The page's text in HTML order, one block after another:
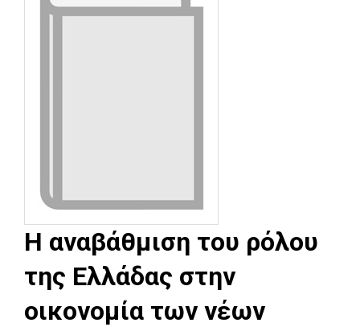
Η αναβάθμιση του ρόλου
της Ελλάδας στην
οικονομία των νέων